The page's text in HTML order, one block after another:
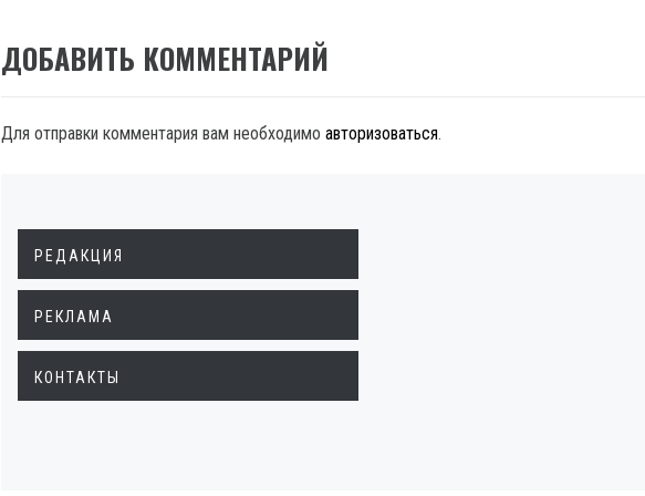
ДОБАВИТЬ КОММЕНТАРИЙ
Для отправки комментария вам необходимо авторизоваться.
РЕДАКЦИЯ
РЕКЛАМА
КОНТАКТЫ